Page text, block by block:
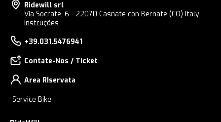
Ridewill srl
Via Socrate, 6 - 22070 Casnate con Bernate (CO) Italy
instruções
+39.031.5476941
Contate-Nos / Ticket
Area RIservata
Service Bike